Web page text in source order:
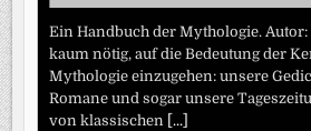
Ein Handbuch der Mythologie. Autor:
kaum nötig, auf die Bedeutung der
Mythologie einzugehen: unsere
Romane und sogar unsere
von klassischen [...]